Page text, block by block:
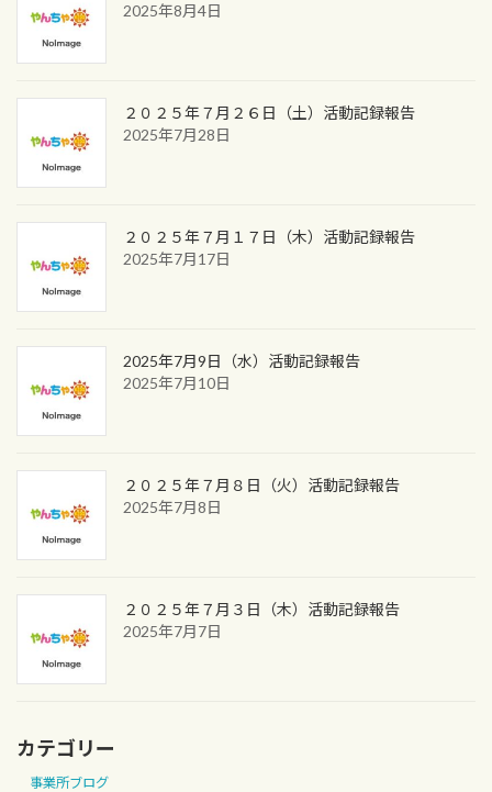
2025年8月4日
２０２５年７月２６日（土）活動記録報告
2025年7月28日
２０２５年７月１７日（木）活動記録報告
2025年7月17日
2025年7月9日（水）活動記録報告
2025年7月10日
２０２５年７月８日（火）活動記録報告
2025年7月8日
２０２５年７月３日（木）活動記録報告
2025年7月7日
カテゴリー
事業所ブログ